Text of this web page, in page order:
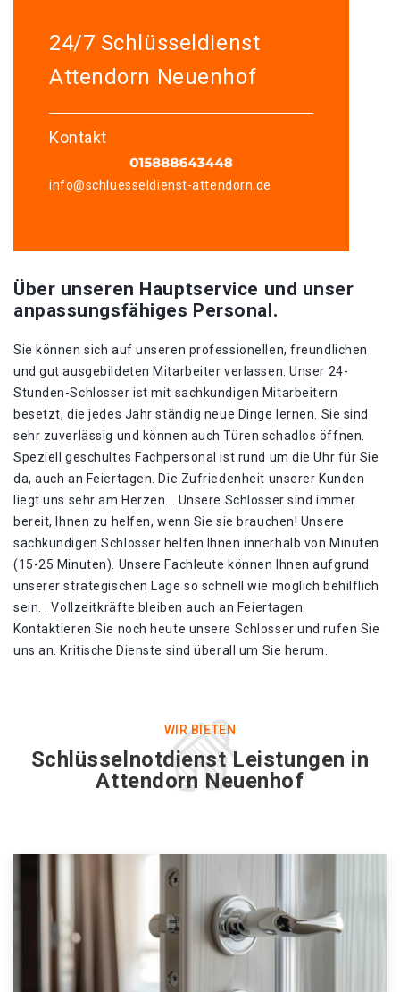
24/7 Schlüsseldienst
Attendorn Neuenhof
Kontakt
info@schluesseldienst-attendorn.de
Über unseren Hauptservice und unser
anpassungsfähiges Personal.
Sie können sich auf unseren professionellen, freundlichen
und gut ausgebildeten Mitarbeiter verlassen. Unser 24-
Stunden-Schlosser ist mit sachkundigen Mitarbeitern
besetzt, die jedes Jahr ständig neue Dinge lernen. Sie sind
sehr zuverlässig und können auch Türen schadlos öffnen.
Speziell geschultes Fachpersonal ist rund um die Uhr für Sie
da, auch an Feiertagen. Die Zufriedenheit unserer Kunden
liegt uns sehr am Herzen. . Unsere Schlosser sind immer
bereit, Ihnen zu helfen, wenn Sie sie brauchen! Unsere
sachkundigen Schlosser helfen Ihnen innerhalb von Minuten
(15-25 Minuten). Unsere Fachleute können Ihnen aufgrund
unserer strategischen Lage so schnell wie möglich behilflich
sein. . Vollzeitkräfte bleiben auch an Feiertagen.
Kontaktieren Sie noch heute unsere Schlosser und rufen Sie
uns an. Kritische Dienste sind überall um Sie herum.
WIR BIETEN
Schlüsselnotdienst Leistungen in
Attendorn Neuenhof